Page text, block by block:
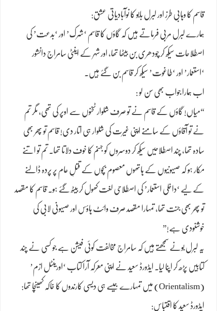
قاسم کا وہابی طرز اور لبرل بابو کا نوآبادیاتی عشق:
ہمارے لبرل مربی فرماتے ہیں کہ گاؤں کا قاسم ‘شرک’ اور ‘بدعت’ کی
اصطلاحات سیکھ کر چودھری بن بیٹھا تھا، اور شہر کے اینٹی سامراج دانشور
‘استعمار’ اور ‘طاغوت’ سیکھ کر قاسم بن گئے ہیں۔
اب ہمارا جواب بھی سن لو :
“میاں! گاؤں کے قاسم نے تو صرف شلوار ٹخنوں سے اوپر کی تھی، مگر تم
نے تو آقاؤں کے سامنے اپنی غیرت کی شلوار ہی اتار دی! قاسم تو پھر بھی
سادہ تھا، چند اصطلاحیں سیکھ کر دوسروں کو جہنم کا خوف دلاتا تھا۔ تم تو اتنے
مکار ہو کہ صیہونیوں کے ہاتھوں معصوم بچوں کے قتلِ عام پر پردہ ڈالنے
کے لیے ‘داخلی استعمار’ کی اصطلاحی لغت کھول کر بیٹھ گئے ہو۔ قاسم کا مقصد
تو پھر بھی جنت تھا، تمہارا مقصد صرف وائٹ ہاؤس اور صیہونی لابی کی
خوشنودی ہے!”
یہ لبرل بونے سمجھتے ہیں کہ سامراج مخالفت کوئی فیشن ہے جو کسی نے چند
کتابیں پڑھ کر اپنا لیا۔ ایڈورڈ سعید نے اپنی معرکہ آرا کتاب ‘اورینٹل ازم’
(Orientalism) میں تمہارے جیسے ہی دیسی کارندوں کا خاکہ کھینچا تھا:
ایڈورڈ سعید کا اقتباس: